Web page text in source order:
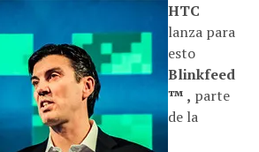
HTC
lanza para
esto
Blinkfeed
™ , parte
de la